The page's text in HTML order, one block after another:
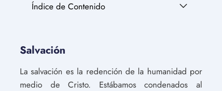
Índice de Contenido
Salvación
La salvación es la redención de la humanidad por
medio de Cristo. Estábamos condenados al